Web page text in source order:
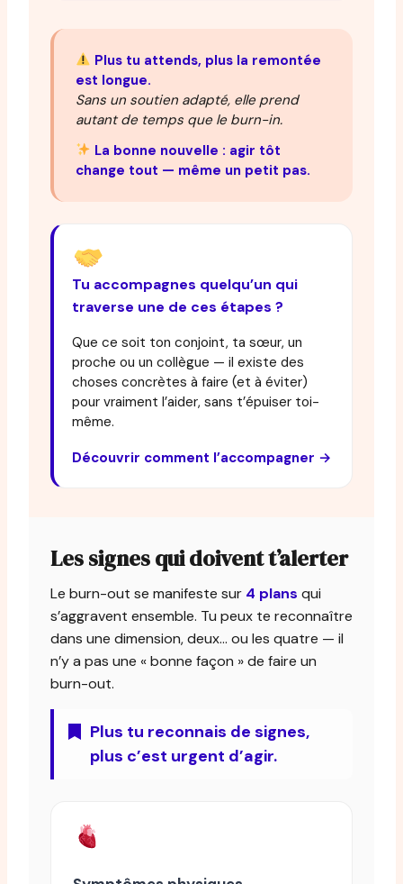
Plus tu attends, plus la remontée
est longue.
Sans un soutien adapté, elle prend
autant de temps que le burn-in.
La bonne nouvelle : agir tôt
change tout — même un petit pas.
Tu accompagnes quelqu’un qui
traverse une de ces étapes ?
Que ce soit ton conjoint, ta sœur, un
proche ou un collègue — il existe des
choses concrètes à faire (et à éviter)
pour vraiment l’aider, sans t’épuiser toi-
même.
Découvrir comment l’accompagner →
Les signes qui doivent t’alerter
Le burn-out se manifeste sur 4 plans qui
s’aggravent ensemble. Tu peux te reconnaître
dans une dimension, deux… ou les quatre — il
n’y a pas une « bonne façon » de faire un
burn-out.
Plus tu reconnais de signes,
plus c’est urgent d’agir.